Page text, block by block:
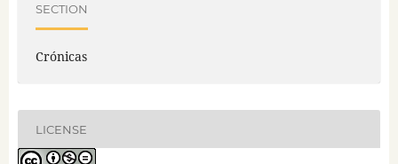
SECTION
Crónicas
LICENSE